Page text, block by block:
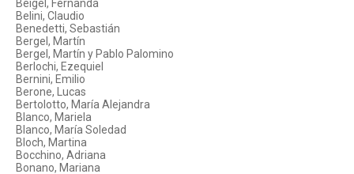
Beigel, Fernanda
Belini, Claudio
Benedetti, Sebastián
Bergel, Martín
Bergel, Martín y Pablo Palomino
Berlochi, Ezequiel
Bernini, Emilio
Berone, Lucas
Bertolotto, María Alejandra
Blanco, Mariela
Blanco, María Soledad
Bloch, Martina
Bocchino, Adriana
Bonano, Mariana